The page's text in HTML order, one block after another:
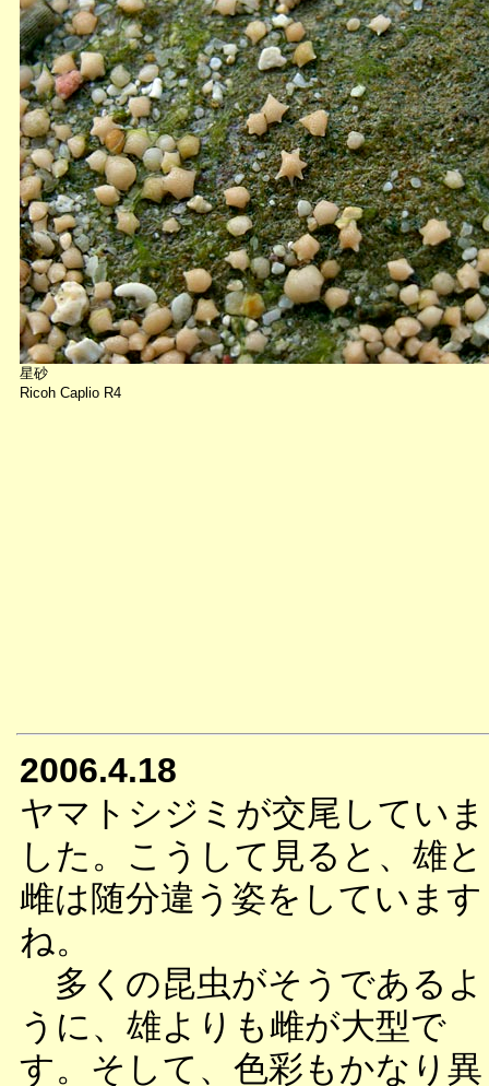
星砂
Ricoh Caplio R4
2006.4.18
ヤマトシジミが交尾していま
した。こうして見ると、雄と
雌は随分違う姿をしています
ね。
多くの昆虫がそうであるよ
うに、雄よりも雌が大型で
す。そして、色彩もかなり異